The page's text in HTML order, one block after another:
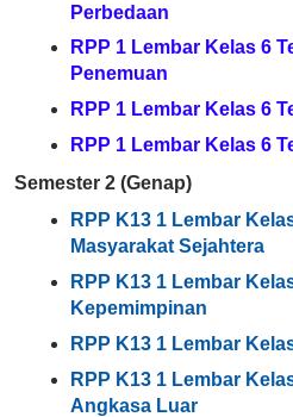
Perbedaan
RPP 1 Lembar Kelas 6
Penemuan
RPP 1 Lembar Kelas 6
RPP 1 Lembar Kelas 6
Semester 2 (Genap)
RPP K13 1 Lembar
Masyarakat Sejahtera
RPP K13 1 Lembar
Kepemimpinan
RPP K13 1 Lembar
RPP K13 1 Lembar
Angkasa Luar